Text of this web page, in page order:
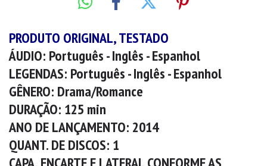
PRODUTO ORIGINAL, TESTADO
ÁUDIO: Português - Inglês - Espanhol
LEGENDAS: Português - Inglês - Espanhol
GÊNERO: Drama/Romance
DURAÇÃO: 125 min
ANO DE LANÇAMENTO: 2014
QUANT. DE DISCOS: 1